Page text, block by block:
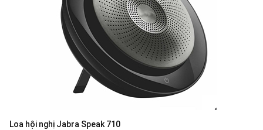
Loa hội nghị Jabra Speak 710